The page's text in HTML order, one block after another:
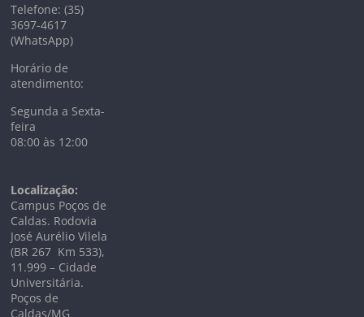
Telefone: (35)
3697-4617
(WhatsApp)
Horário de
atendimento:
Segunda a Sexta-
feira
08:00 às 12:00
Localização:
Campus Poços de
Caldas. Rodovia
José Aurélio Vilela
(BR 267 Km 533),
11.999 – Cidade
Universitária.
Poços de
Caldas/MG